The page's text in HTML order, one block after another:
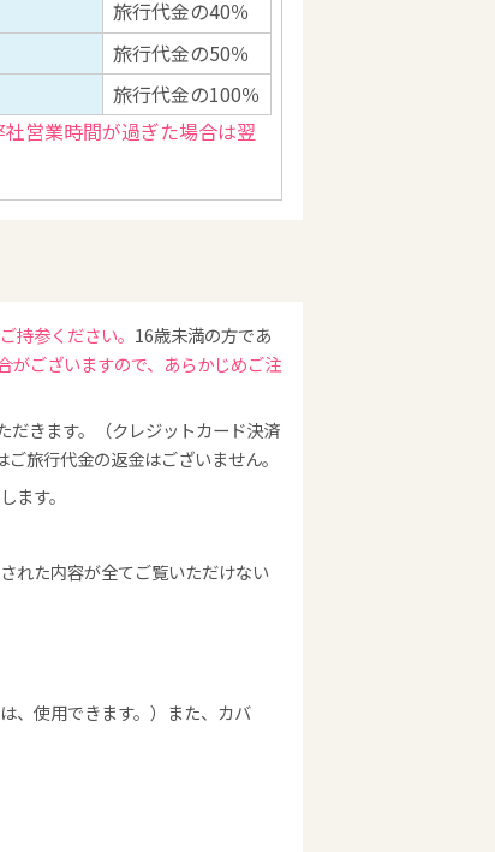
旅行代金の40％
旅行代金の50％
旅行代金の100％
営業時間が過ぎた場合は翌
持参ください。 16歳未満の方であ
がございますので、あらかじめご注
だきます。（クレジットカード決済
旅行代金の返金はございません。
ます。
れた内容が全てご覧いただけない
、使用できます。）また、カバ